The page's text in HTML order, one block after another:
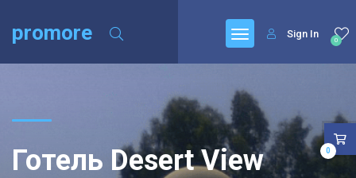
promore 0
Sign In
Готель Desert View
0